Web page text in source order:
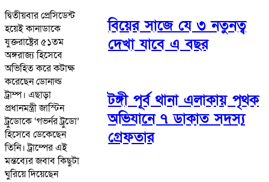
দ্বিতীয়বার প্রেসিডেন্ট
হয়েই কানাডাকে
যুক্তরাষ্ট্রের ৫১তম
অঙ্গরাজ্য হিসেবে
অভিহিত করে কটাক্ষ
করেছেন ডোনাল্ড
ট্রাম্প। এছাড়া
প্রধানমন্ত্রী জাস্টিন
ট্রুডোকে ‘গভর্নর ট্রুডো’
হিসেবে ডেকেছেন
তিনি। ট্রাম্পের এই
মন্তব্যের জবাব কিছুটা
ঘুরিয়ে দিয়েছেন
বিয়ের সাজে যে ৩ নতুনত্ব
দেখা যাবে এ বছর
টঙ্গী পূর্ব থানা এলাকায় পৃথক
অভিযানে ৭ ডাকাত সদস্য
গ্রেফতার